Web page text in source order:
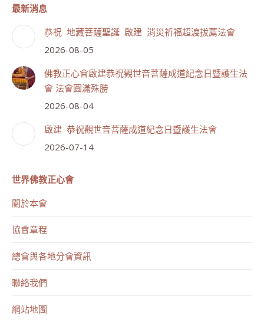
最新消息
恭祝 地藏菩薩聖誕 啟建 消災祈福超渡拔薦法會
2026-08-05
佛教正心會啟建恭祝觀世音菩薩成道紀念日暨護生法
會 法會圓滿殊勝
2026-08-04
啟建 恭祝觀世音菩薩成道紀念日暨護生法會
2026-07-14
世界佛教正心會
關於本會
協會章程
總會與各地分會資訊
聯絡我們
網站地圖